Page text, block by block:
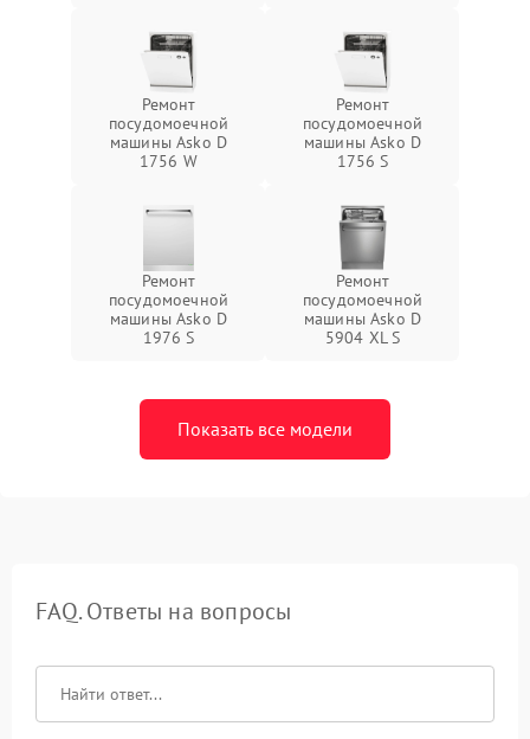
Ремонт
посудомоечной
машины Asko D
1756 W
Ремонт
посудомоечной
машины Asko D
1756 S
Ремонт
посудомоечной
машины Asko D
1976 S
Ремонт
посудомоечной
машины Asko D
5904 XL S
Показать все модели
FAQ. Ответы на вопросы